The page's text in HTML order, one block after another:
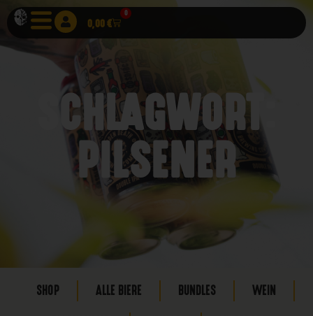
0,00€
0
SCHLAGWORT:
PILSENER
SHOP ALLE BIERE BUNDLES WEIN